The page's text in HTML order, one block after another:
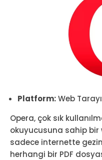
Platform:Web
Opera, çok sık
okuyucusuna sahip bir
sadece internette
herhangi bir PDF